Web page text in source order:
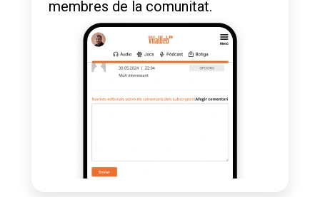
membres de la comunitat.